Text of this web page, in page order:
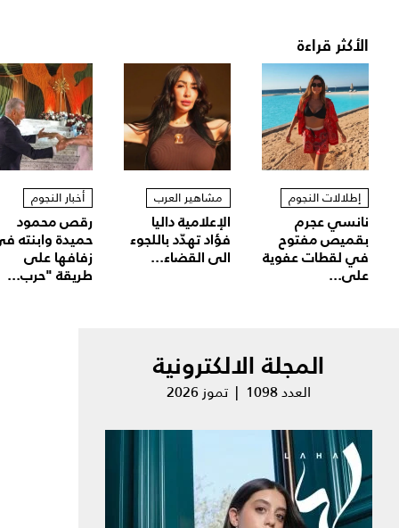
الأكثر قراءة
إطلالات النجوم
نانسي عجرم
بقميص مفتوح
في لقطات عفوية
على...
مشاهير العرب
الإعلامية داليا
فؤاد تهدّد باللجوء
الى القضاء...
أخبار النجوم
رقص محمود
حميدة وابنته
زفافها على
طريقة "حرب...
المجلة الالكترونية
العدد 1098 | تموز 2026